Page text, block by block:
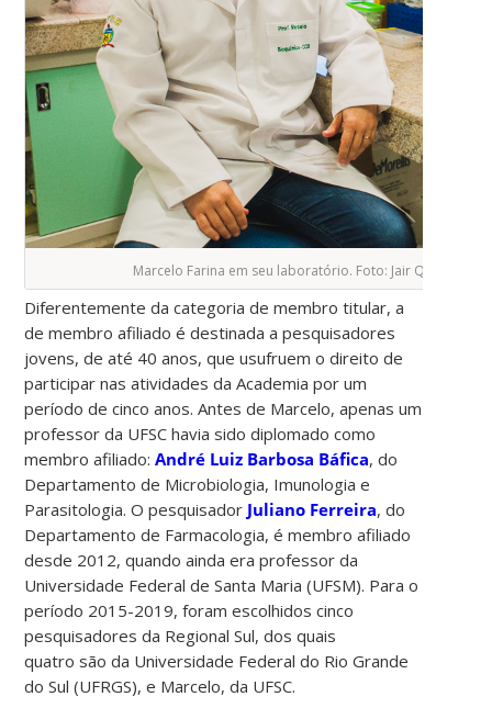
Marcelo Farina em seu laboratório. Foto: Jair Quint/
Diferentemente da categoria de membro titular, a
de membro afiliado é destinada a pesquisadores
jovens, de até 40 anos, que usufruem o direito de
participar nas atividades da Academia por um
período de cinco anos. Antes de Marcelo, apenas um
professor da UFSC havia sido diplomado como
membro afiliado:André Luiz Barbosa Báfica, do
Departamento de Microbiologia, Imunologia e
Parasitologia. O pesquisador Juliano Ferreira, do
Departamento de Farmacologia, é membro afiliado
desde 2012, quando ainda era professor da
Universidade Federal de Santa Maria (UFSM). Para o
período 2015-2019, foram escolhidos cinco
pesquisadores da Regional Sul, dos quais
quatro são da Universidade Federal do Rio Grande
do Sul (UFRGS), e Marcelo, da UFSC.